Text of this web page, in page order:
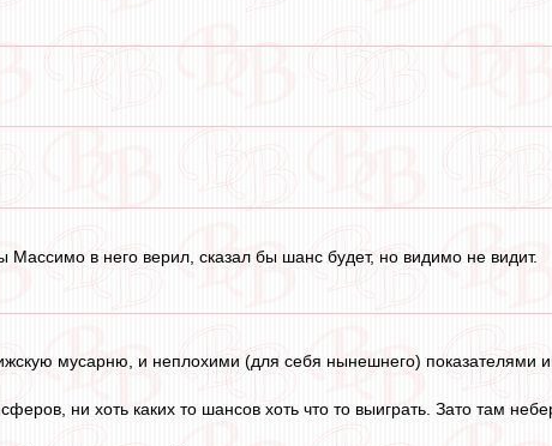
в него верил, сказал бы шанс будет, но видимо не видит.
мусарню, и неплохими (для себя нынешнего) показателями
ни хоть каких то шансов хоть что то выиграть. Зато там